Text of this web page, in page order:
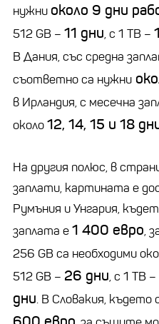
нужни около 9 дни
512 GB – 11 дни, с 1 TB –
В Дания, със средна
съответно са нужни
в Ирландия, с месечна
около12, 14, 15 и 18
На другия полюс, в
заплати, картината е
Румъния и Унгария,
заплата е1 400 евро,
256 GB са необходими
512 GB – 26 дни, с 1 TB –
дни. В Словакия, където